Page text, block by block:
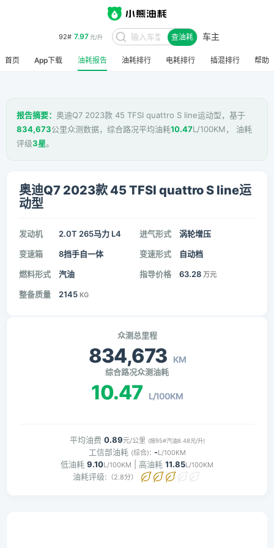
92# 7.97元/升 查油耗 车主
首页 App下载 油耗报告 油耗排行 电耗排行 插混排行 帮助
报告摘要： 奥迪Q7 2023款 45 TFSI quattro S line运动型，基于
834,673公里众测数据，综合路况平均油耗10.47L/100KM， 油耗
评级3星。
奥迪Q7 2023款 45 TFSI quattro S line运
动型
发动机 2.0T 265马力 L4 进气形式 涡轮增压
变速箱 8挡手自一体 变速形式 自动档
燃料形式 汽油 指导价格 63.28 万元
整备质量 2145 KG
众测总里程
834,673 KM
综合路况众测油耗
10.47 L/100KM
平均油费 0.89元/公里 (按95#汽油8.48元/升)
工信部油耗 (综合): -L/100KM
低油耗 9.10L/100KM | 高油耗 11.85L/100KM
油耗评级: （2.8分）